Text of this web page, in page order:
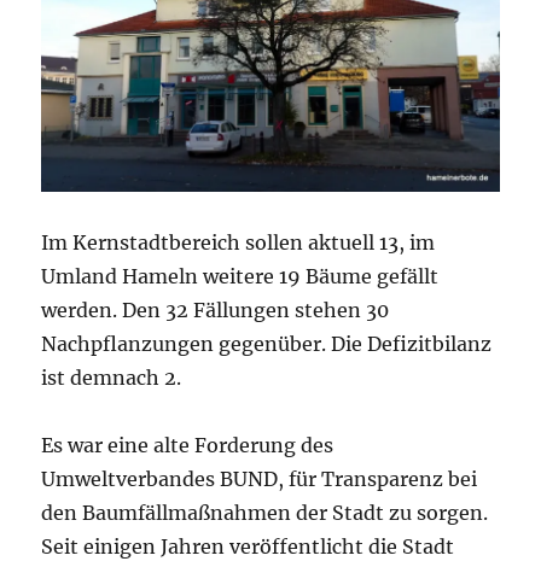
Im Kernstadtbereich sollen aktuell 13, im
Umland Hameln weitere 19 Bäume gefällt
werden. Den 32 Fällungen stehen 30
Nachpflanzungen gegenüber. Die Defizitbilanz
ist demnach 2.
Es war eine alte Forderung des
Umweltverbandes BUND, für Transparenz bei
den Baumfällmaßnahmen der Stadt zu sorgen.
Seit einigen Jahren veröffentlicht die Stadt